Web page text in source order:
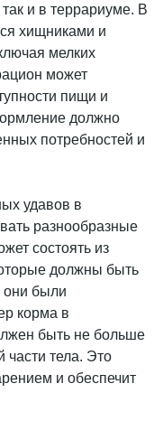
и в террариуме. В
хищниками и
мелких
может
пищи и
должно
потребностей и
удавов в
разнообразные
состоять из
должны быть
были
корма в
быть не больше
тела. Это
и обеспечит